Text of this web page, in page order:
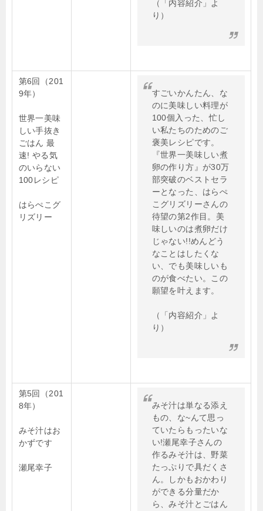
（「内容紹介」よ
り）
第6回（201
9年）
世界一美味
しい手抜き
ごはん 最
速! やる気
のいらない
100レシピ
はらぺこグ
リズリー
すごいかんたん、な
のに美味しい料理が
100個入った、忙し
い私たちのためのご
褒美レシピです。
『世界一美味しい煮
卵の作り方』が30万
部突破のベストセラ
ーとなった、はらぺ
こグリズリーさんの
待望の第2作目。美
味しいのは煮卵だけ
じゃない!!めんどう
なことはしたくな
い、でも美味しいも
のが食べたい。この
願望を叶えます。
（「内容紹介」よ
り）
第5回（201
8年）
みそ汁はお
かずです
瀬尾幸子
みそ汁は単なる添え
もの、な~んて思っ
ていたらもったいな
い!瀬尾幸子さんの
作るみそ汁は、野菜
たっぷりで具だくさ
ん。しかもおかわり
ができる分量だか
ら、みそ汁とごはん